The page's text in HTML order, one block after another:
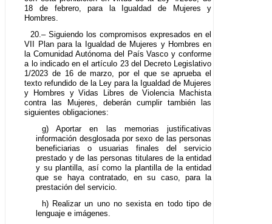
18 de febrero, para la Igualdad de Mujeres y
Hombres.
20.– Siguiendo los compromisos expresados en el
VII Plan para la Igualdad de Mujeres y Hombres en
la Comunidad Autónoma del País Vasco y conforme
a lo indicado en el artículo 23 del Decreto Legislativo
1/2023 de 16 de marzo, por el que se aprueba el
texto refundido de la Ley para la Igualdad de Mujeres
y Hombres y Vidas Libres de Violencia Machista
contra las Mujeres, deberán cumplir también las
siguientes obligaciones:
g) Aportar en las memorias justificativas
información desglosada por sexo de las personas
beneficiarias o usuarias finales del servicio
prestado y de las personas titulares de la entidad
y su plantilla, así como la plantilla de la entidad
que se haya contratado, en su caso, para la
prestación del servicio.
h) Realizar un uno no sexista en todo tipo de
lenguaje e imágenes.